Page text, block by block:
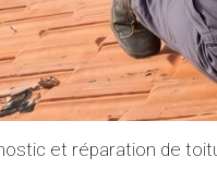
et réparation de